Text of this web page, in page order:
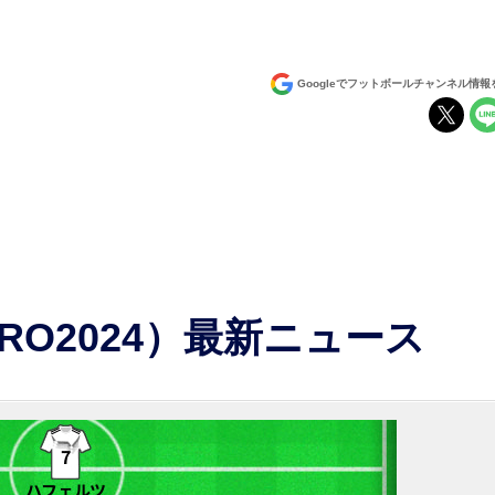
Googleでフットボールチャンネル情報
）最新ニュース